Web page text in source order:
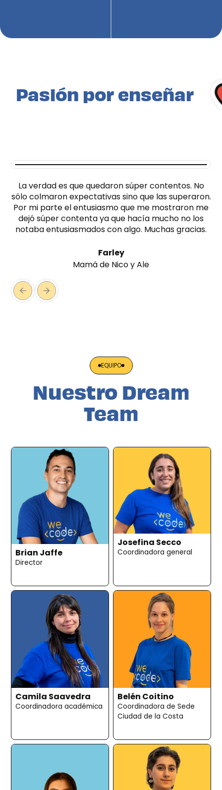
Pasión por enseñar
La verdad es que quedaron súper contentos. No
sólo colmaron expectativas sino que las superaron.
Por mi parte el entusiasmo que me mostraron me
dejó súper contenta ya que hacía mucho no los
notaba entusiasmados con algo. Muchas gracias.
Farley
Mamá de Nico y Ale
EQUIPO
Nuestro Dream
Team
Brian Jaffe
Director
Josefina Secco
Coordinadora general
Camila Saavedra
Coordinadora académica
Belén Coitino
Coordinadora de Sede
Ciudad de la Costa